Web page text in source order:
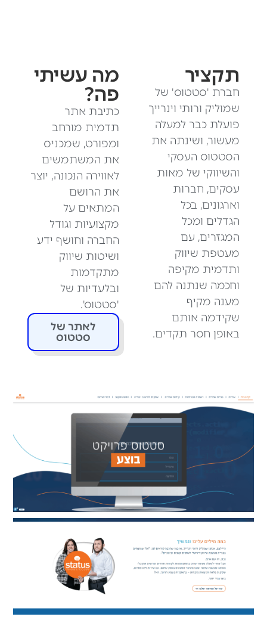
תקציר
חברת 'סטטוס' של
שמוליק ורותי וינרייך
פועלת כבר למעלה
מעשור, ושינתה את
הסטטוס העסקי
והשיווקי של מאות
עסקים, חברות
וארגונים, בכל
הגדלים ומכל
המגזרים, עם
מעטפת שיווק
ותדמית מקיפה
וחכמה שנתנה להם
מענה מקיף
שקידמה אותם
באופן חסר תקדים.
מה עשיתי
פה?
כתיבת אתר
תדמית מורחב
ומפורט, שמכניס
את המשתמשים
לאווירה הנכונה, יוצר
את הרושם
המתאים על
מקצועיות וגודל
החברה וחושף ידע
ושיטות שיווק
מתקדמות
ובלעדיות של
'סטטוס'.
לאתר של
סטטוס